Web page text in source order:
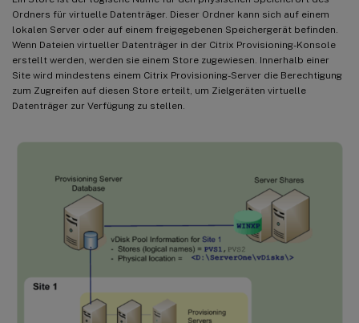
Ordners für virtuelle Datenträger. Dieser Ordner kann sich auf einem
lokalen Server oder auf einem freigegebenen Speichergerät befinden.
Wenn Dateien virtueller Datenträger in der Citrix Provisioning-Konsole
erstellt werden, werden sie einem Store zugewiesen. Innerhalb einer
Site wird mindestens einem Citrix Provisioning-Server die Berechtigung
zum Zugreifen auf diesen Store erteilt, um Zielgeräten virtuelle
Datenträger zur Verfügung zu stellen.